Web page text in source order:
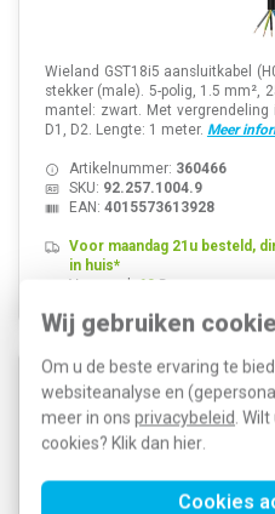
Wij gebruiken
Om u de beste ervaring te
websiteanalyse en
meer in ons privacybeleid .
cookies? Klik dan hier
Cookies
Wieland GST18i5 aansluitkabel
stekker (male). 5-polig, 1.5 mm²,
mantel: zwart. Met vergrendeling
D1, D2. Lengte: 1 meter. Meer
Artikelnummer: 360466
SKU: 92.257.1004.9
EAN: 4015573613928
Voor maandag 21u besteld,
in huis*
Voorraad:
60
Wieland 92.257.2054.9
halogeenvrij male 2 meter
pastelblauw